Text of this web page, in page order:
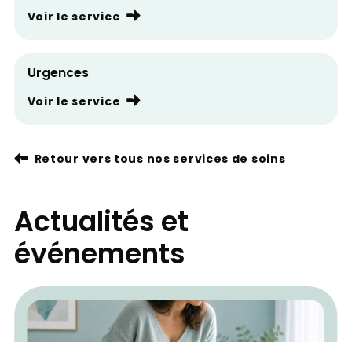
Voir le service
Urgences
Voir le service
Retour vers tous nos services de soins
Actualités et
événements